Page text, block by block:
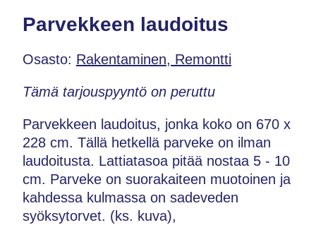
Parvekkeen laudoitus
Osasto: Rakentaminen, Remontti
Tämä tarjouspyyntö on peruttu
Parvekkeen laudoitus, jonka koko on 670 x
228 cm. Tällä hetkellä parveke on ilman
laudoitusta. Lattiatasoa pitää nostaa 5 - 10
cm. Parveke on suorakaiteen muotoinen ja
kahdessa kulmassa on sadeveden
syöksytorvet. (ks. kuva),